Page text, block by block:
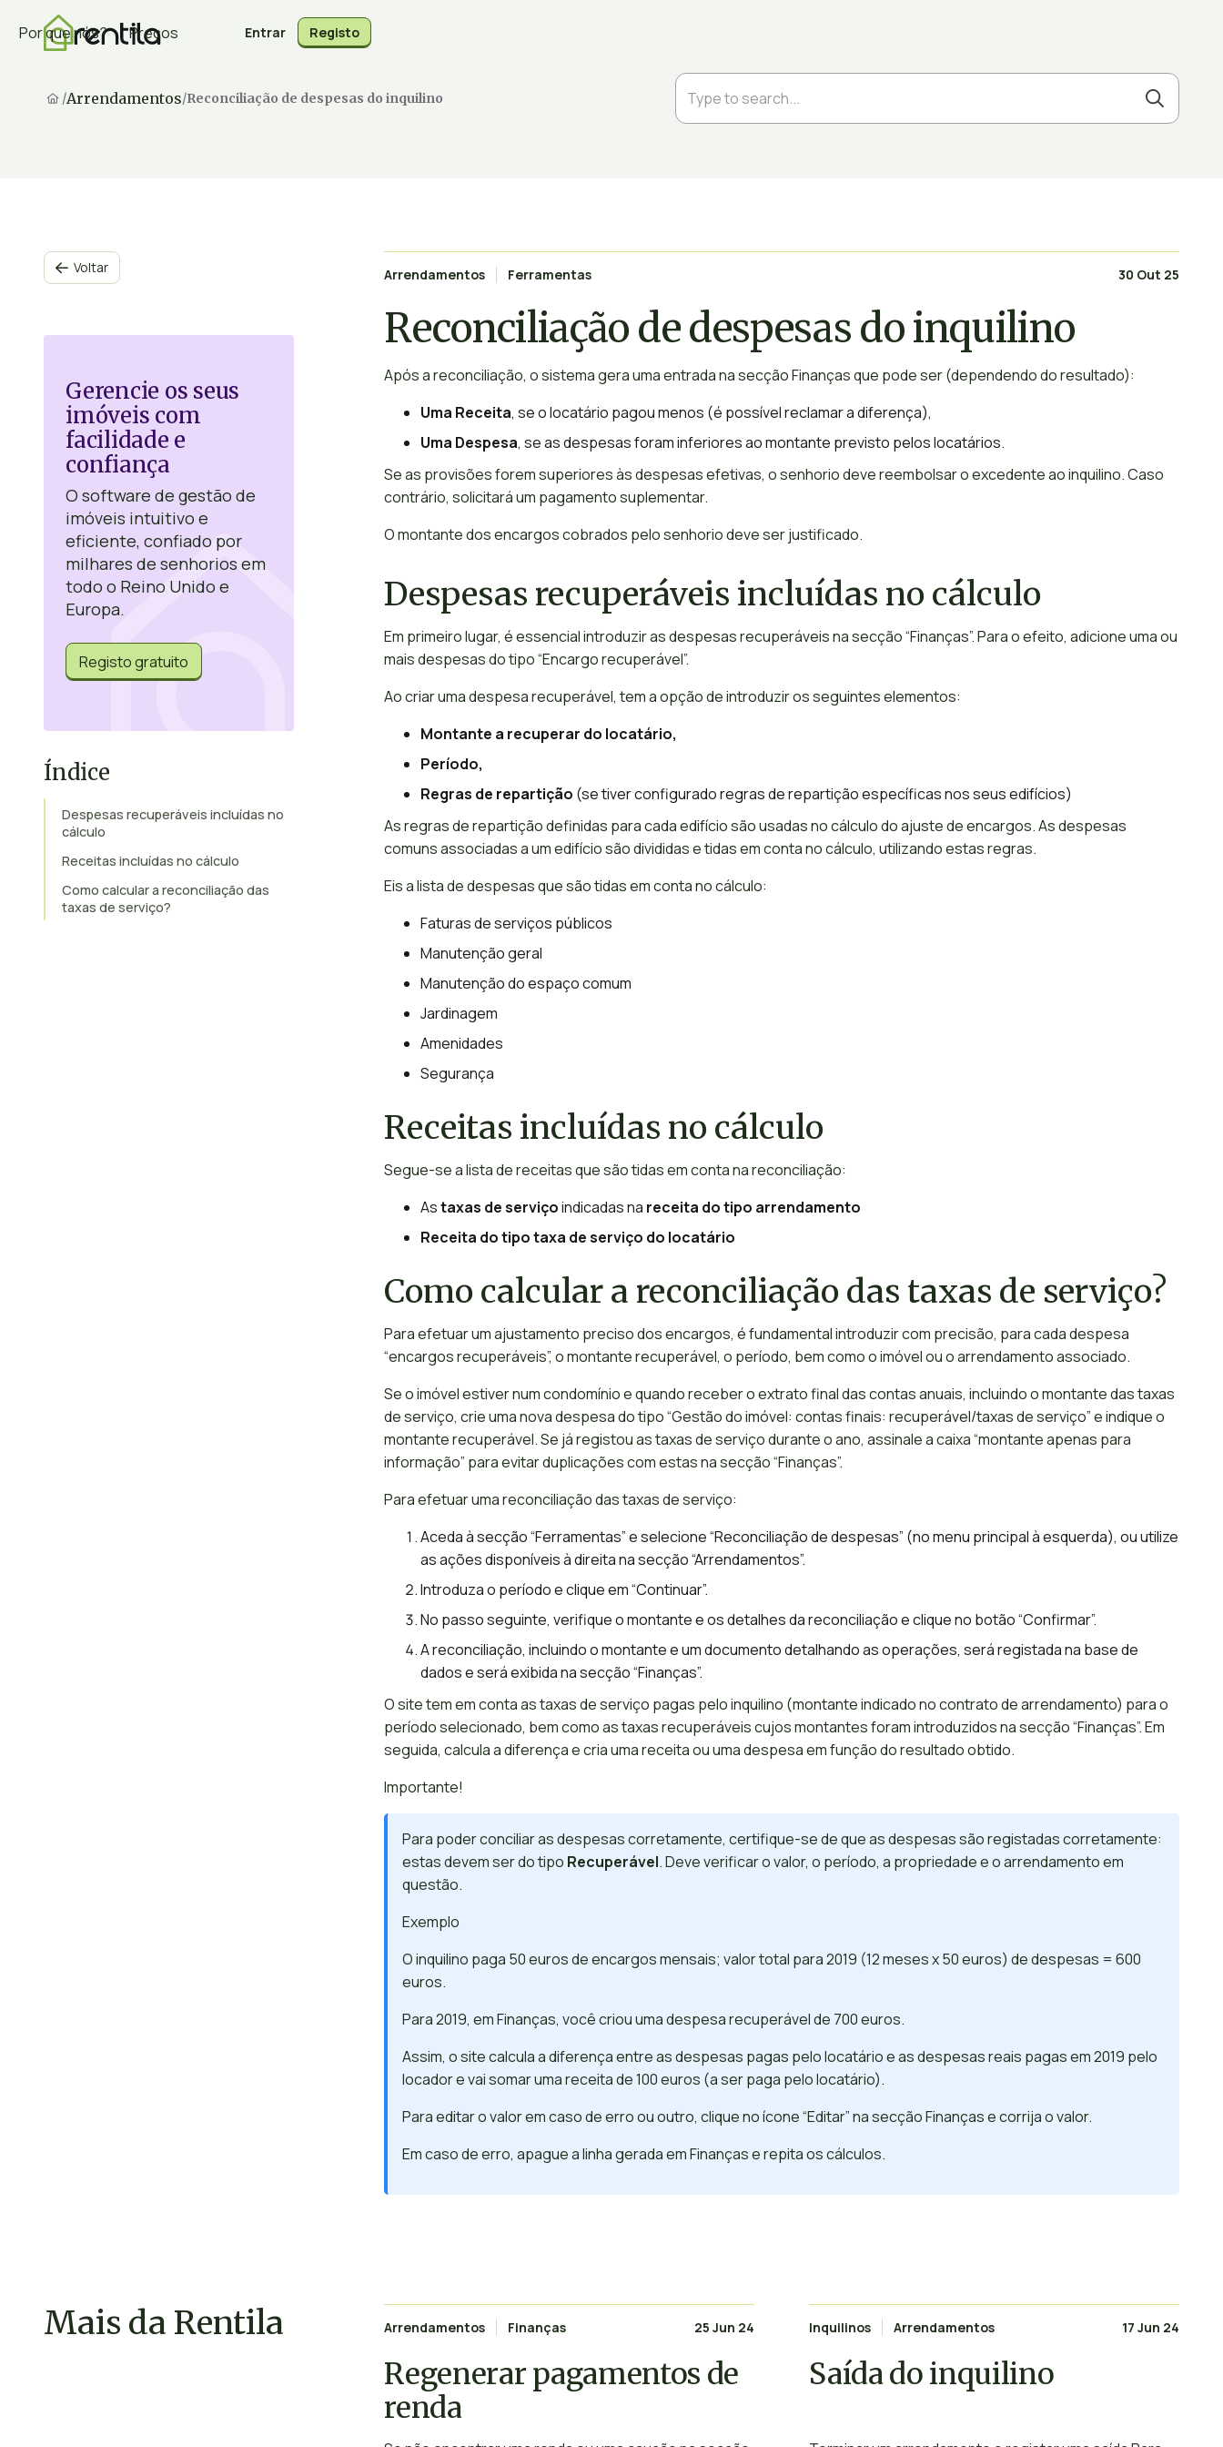
Entrar Registo
Por que nós? Preços
/Arrendamentos/Reconciliação de despesas do inquilino
 Voltar
Gerencie os seus
imóveis com
facilidade e
confiança
O software de gestão de
imóveis intuitivo e
eficiente, confiado por
milhares de senhorios em
todo o Reino Unido e
Europa.
Registo gratuito
Índice
Despesas recuperáveis incluídas no
cálculo
Receitas incluídas no cálculo
Como calcular a reconciliação das
taxas de serviço?
Arrendamentos Ferramentas 30 Out 25
Reconciliação de despesas do inquilino
Após a reconciliação, o sistema gera uma entrada na secção Finanças que pode ser (dependendo do resultado):
Uma Receita, se o locatário pagou menos (é possível reclamar a diferença),
Uma Despesa, se as despesas foram inferiores ao montante previsto pelos locatários.
Se as provisões forem superiores às despesas efetivas, o senhorio deve reembolsar o excedente ao inquilino. Caso
contrário, solicitará um pagamento suplementar.
O montante dos encargos cobrados pelo senhorio deve ser justificado.
Despesas recuperáveis incluídas no cálculo
Em primeiro lugar, é essencial introduzir as despesas recuperáveis na secção “Finanças”. Para o efeito, adicione uma ou
mais despesas do tipo “Encargo recuperável”.
Ao criar uma despesa recuperável, tem a opção de introduzir os seguintes elementos:
Montante a recuperar do locatário,
Período,
Regras de repartição (se tiver configurado regras de repartição específicas nos seus edifícios)
As regras de repartição definidas para cada edifício são usadas no cálculo do ajuste de encargos. As despesas
comuns associadas a um edifício são divididas e tidas em conta no cálculo, utilizando estas regras.
Eis a lista de despesas que são tidas em conta no cálculo:
Faturas de serviços públicos
Manutenção geral
Manutenção do espaço comum
Jardinagem
Amenidades
Segurança
Receitas incluídas no cálculo
Segue-se a lista de receitas que são tidas em conta na reconciliação:
Astaxas de serviçoindicadas na receita do tipo arrendamento
Receita do tipo taxa de serviço do locatário
Como calcular a reconciliação das taxas de serviço?
Para efetuar um ajustamento preciso dos encargos, é fundamental introduzir com precisão, para cada despesa
“encargos recuperáveis”, o montante recuperável, o período, bem como o imóvel ou o arrendamento associado.
Se o imóvel estiver num condomínio e quando receber o extrato final das contas anuais, incluindo o montante das taxas
de serviço, crie uma nova despesa do tipo “Gestão do imóvel: contas finais: recuperável/taxas de serviço” e indique o
montante recuperável. Se já registou as taxas de serviço durante o ano, assinale a caixa “montante apenas para
informação” para evitar duplicações com estas na secção “Finanças”.
Para efetuar uma reconciliação das taxas de serviço:
Aceda à secção “Ferramentas” e selecione “Reconciliação de despesas” (no menu principal à esquerda), ou utilize
as ações disponíveis à direita na secção “Arrendamentos”.
Introduza o período e clique em “Continuar”.
No passo seguinte, verifique o montante e os detalhes da reconciliação e clique no botão “Confirmar”.
A reconciliação, incluindo o montante e um documento detalhando as operações, será registada na base de
dados e será exibida na secção “Finanças”.
O site tem em conta as taxas de serviço pagas pelo inquilino (montante indicado no contrato de arrendamento) para o
período selecionado, bem como as taxas recuperáveis cujos montantes foram introduzidos na secção “Finanças”. Em
seguida, calcula a diferença e cria uma receita ou uma despesa em função do resultado obtido.
Importante!
Para poder conciliar as despesas corretamente, certifique-se de que as despesas são registadas corretamente:
estas devem ser do tipo Recuperável. Deve verificar o valor, o período, a propriedade e o arrendamento em
questão.
Exemplo
O inquilino paga 50 euros de encargos mensais; valor total para 2019 (12 meses x 50 euros) de despesas = 600
euros.
Para 2019, em Finanças, você criou uma despesa recuperável de 700 euros.
Assim, o site calcula a diferença entre as despesas pagas pelo locatário e as despesas reais pagas em 2019 pelo
locador e vai somar uma receita de 100 euros (a ser paga pelo locatário).
Para editar o valor em caso de erro ou outro, clique no ícone “Editar” na secção Finanças e corrija o valor.
Em caso de erro, apague a linha gerada em Finanças e repita os cálculos.
Mais da Rentila Arrendamentos Finanças 25 Jun 24
Regenerar pagamentos de
renda
Inquilinos Arrendamentos 17 Jun 24
Saída do inquilino